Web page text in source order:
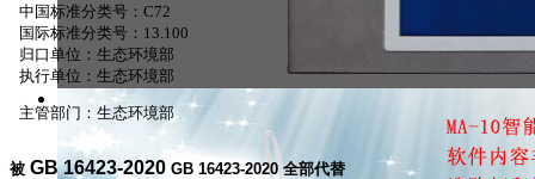
中国标准分类号：C72
国际标准分类号：13.100
归口单位：生态环境部
执行单位：生态环境部
主管部门：生态环境部
被 GB 16423-2020 GB 16423-2020全部代替